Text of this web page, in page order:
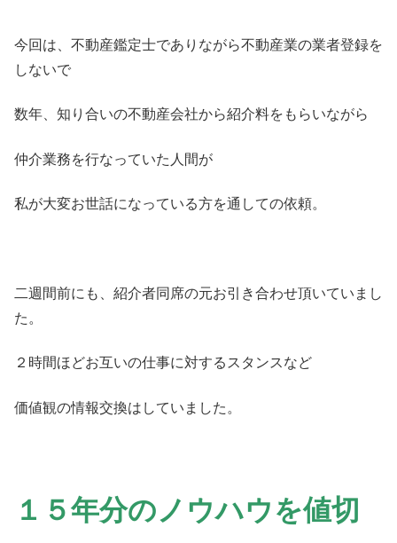
今回は、不動産鑑定士でありながら不動産業の業者登録を
しないで
数年、知り合いの不動産会社から紹介料をもらいながら
仲介業務を行なっていた人間が
私が大変お世話になっている方を通しての依頼。
二週間前にも、紹介者同席の元お引き合わせ頂いていまし
た。
２時間ほどお互いの仕事に対するスタンスなど
価値観の情報交換はしていました。
１５年分のノウハウを値切